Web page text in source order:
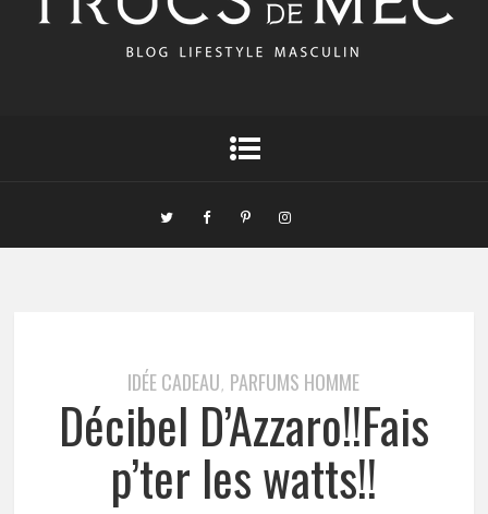
IDÉE CADEAU, PARFUMS HOMME
Décibel D’Azzaro!!Fais
p’ter les watts!!